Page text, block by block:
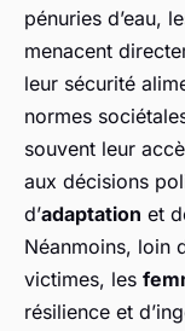
pénuries d’eau,
menacent
leur sécurité
normes
souvent leur
aux décisions
d’adaptation et
Néanmoins, loin
victimes, les
résilience et